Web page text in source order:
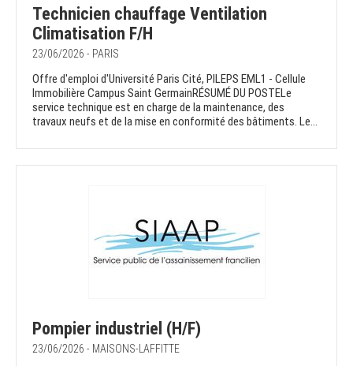
Technicien chauffage Ventilation
Climatisation F/H
23/06/2026 - PARIS
Offre d'emploi d'Université Paris Cité, PILEPS EML1 - Cellule
Immobilière Campus Saint GermainRÉSUMÉ DU POSTELe
service technique est en charge de la maintenance, des
travaux neufs et de la mise en conformité des bâtiments. Le...
Pompier industriel (H/F)
23/06/2026 - MAISONS-LAFFITTE